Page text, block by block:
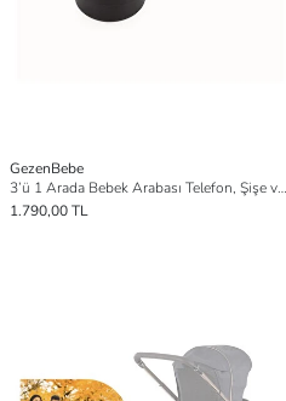
GezenBebe
3’ü 1 Arada Bebek Arabası Telefon, Şişe ve Atıştırmalık Tepsisi
1.790,00 TL